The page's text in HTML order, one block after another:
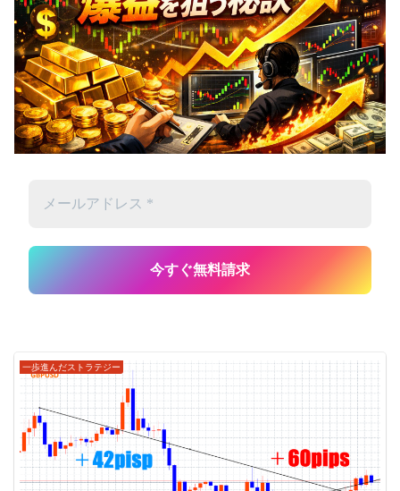
一歩進んだストラテジー